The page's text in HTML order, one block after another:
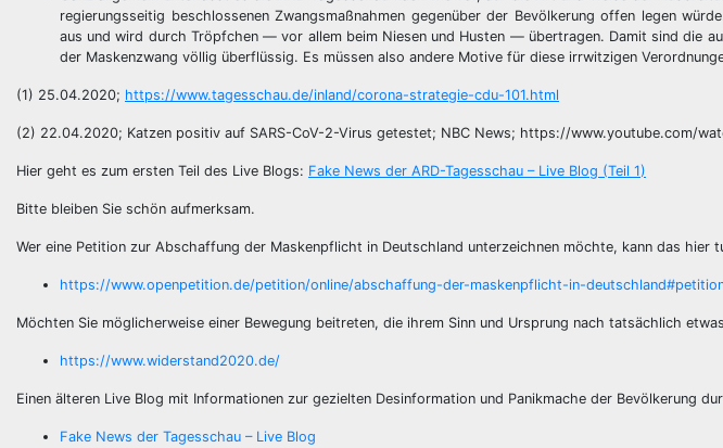
regierungsseitig beschlossenen Zwangsmaßnahmen gegenüber der Bevölkerung offen legen
aus und wird durch Tröpfchen — vor allem beim Niesen und Husten — übertragen. Damit sind die
der Maskenzwang völlig überflüssig. Es müssen also andere Motive für diese irrwitzigen
(1) 25.04.2020; https://www.tagesschau.de/inland/corona-strategie-cdu-101.html
(2) 22.04.2020; Katzen positiv auf SARS-CoV-2-Virus getestet; NBC News; https://www.youtube.com/
Hier geht es zum ersten Teil des Live Blogs: Fake News der ARD-Tagesschau – Live Blog (Teil 1)
Bitte bleiben Sie schön aufmerksam.
Wer eine Petition zur Abschaffung der Maskenpflicht in Deutschland unterzeichnen möchte, kann das hier
https://www.openpetition.de/petition/online/abschaffung-der-maskenpflicht-in-
Möchten Sie möglicherweise einer Bewegung beitreten, die ihrem Sinn und Ursprung nach tatsächlich
https://www.widerstand2020.de/
Einen älteren Live Blog mit Informationen zur gezielten Desinformation und Panikmache der Bevölkerung
Fake News der Tagesschau – Live Blog